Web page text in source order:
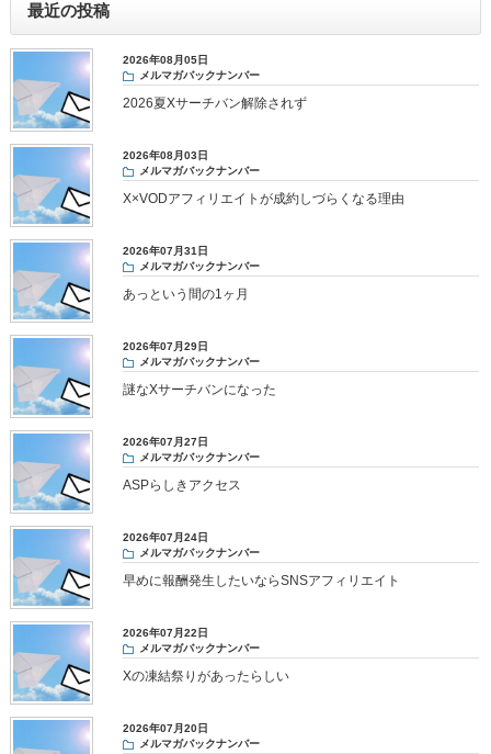
最近の投稿
2026年08月05日
メルマガバックナンバー
2026夏Xサーチバン解除されず
2026年08月03日
メルマガバックナンバー
X×VODアフィリエイトが成約しづらくなる理由
2026年07月31日
メルマガバックナンバー
あっという間の1ヶ月
2026年07月29日
メルマガバックナンバー
謎なXサーチバンになった
2026年07月27日
メルマガバックナンバー
ASPらしきアクセス
2026年07月24日
メルマガバックナンバー
早めに報酬発生したいならSNSアフィリエイト
2026年07月22日
メルマガバックナンバー
Xの凍結祭りがあったらしい
2026年07月20日
メルマガバックナンバー